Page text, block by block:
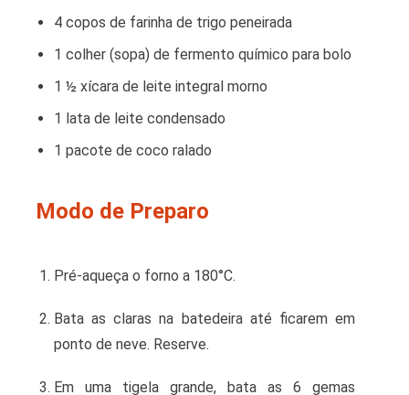
4 copos de farinha de trigo peneirada
1 colher (sopa) de fermento químico para bolo
1 ½ xícara de leite integral morno
1 lata de leite condensado
1 pacote de coco ralado
Modo de Preparo
Pré-aqueça o forno a 180°C.
Bata as claras na batedeira até ficarem em
ponto de neve. Reserve.
Em uma tigela grande, bata as 6 gemas